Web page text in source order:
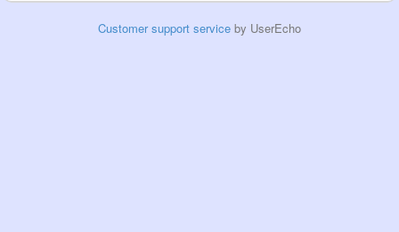
Customer support service by UserEcho